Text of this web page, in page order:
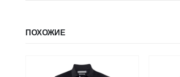
ПОХОЖИЕ